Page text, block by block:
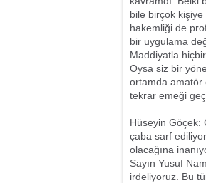
bile birçok
hakemliği de
bir uygulama
Maddiyatla
Oysa siz bir
ortamda amatör
tekrar emeği
Hüseyin Göçek:
çaba sarf
olacağına
Sayın Yusuf
irdeliyoruz. Bu